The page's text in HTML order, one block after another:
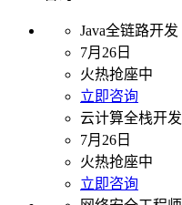
Java全链路开发
7月26日
火热抢座中
立即咨询
云计算全栈开发
7月26日
火热抢座中
立即咨询